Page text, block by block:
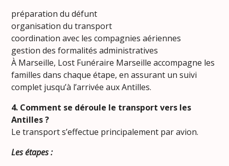
préparation du défunt
organisation du transport
coordination avec les compagnies aériennes
gestion des formalités administratives
À Marseille, Lost Funéraire Marseille accompagne les
familles dans chaque étape, en assurant un suivi
complet jusqu’à l’arrivée aux Antilles.
4. Comment se déroule le transport vers les
Antilles ?
Le transport s’effectue principalement par avion.
Les étapes :